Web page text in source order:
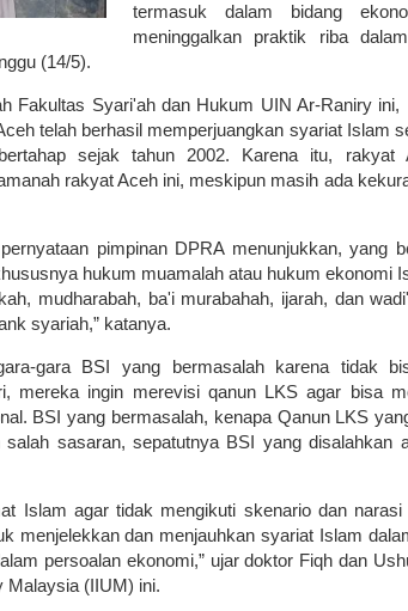
termasuk dalam bidang
meninggalkan praktik riba
(14/5).
Fakultas Syari'ah dan Hukum UIN Ar-Raniry
telah berhasil memperjuangkan syariat Islam
sejak tahun 2002. Karena itu, rakyat
rakyat Aceh ini, meskipun masih ada
pimpinan DPRA menunjukkan, yang
hukum muamalah atau hukum ekonomi
mudharabah, ba'i murabahah, ijarah, dan
syariah,” katanya.
gara BSI yang bermasalah karena tidak
mereka ingin merevisi qanun LKS agar bisa
BSI yang bermasalah, kenapa Qanun LKS
sasaran, sepatutnya BSI yang disalahkan
Islam agar tidak mengikuti skenario dan narasi
menjelekkan dan menjauhkan syariat Islam
persoalan ekonomi,” ujar doktor Fiqh dan
Malaysia (IIUM) ini.